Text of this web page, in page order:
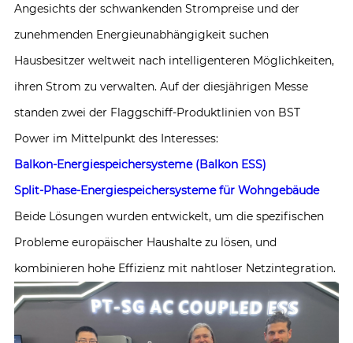
Angesichts der schwankenden Strompreise und der
zunehmenden Energieunabhängigkeit suchen
Hausbesitzer weltweit nach intelligenteren Möglichkeiten,
ihren Strom zu verwalten. Auf der diesjährigen Messe
standen zwei der Flaggschiff-Produktlinien von BST
Power im Mittelpunkt des Interesses:
Balkon-Energiespeichersysteme (Balkon ESS)
Split-Phase-Energiespeichersysteme für Wohngebäude
Beide Lösungen wurden entwickelt, um die spezifischen
Probleme europäischer Haushalte zu lösen, und
kombinieren hohe Effizienz mit nahtloser Netzintegration.